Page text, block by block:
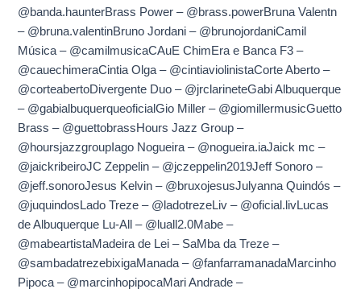
@banda.haunterBrass Power – @brass.powerBruna Valentn
– @bruna.valentinBruno Jordani – @brunojordaniCamil
Música – @camilmusicaCAuE ChimEra e Banca F3 –
@cauechimeraCintia Olga – @cintiaviolinistaCorte Aberto –
@corteabertoDivergente Duo – @jrclarineteGabi Albuquerque
– @gabialbuquerqueoficialGio Miller – @giomillermusicGuetto
Brass – @guettobrassHours Jazz Group –
@hoursjazzgroupIago Nogueira – @nogueira.iaJaick mc –
@jaickribeiroJC Zeppelin – @jczeppelin2019Jeff Sonoro –
@jeff.sonoroJesus Kelvin – @bruxojesusJulyanna Quindós –
@juquindosLado Treze – @ladotrezeLiv – @oficial.livLucas
de Albuquerque Lu-All – @luall2.0Mabe –
@mabeartistaMadeira de Lei – SaMba da Treze –
@sambadatrezebixigaManada – @fanfarramanadaMarcinho
Pipoca – @marcinhopipocaMari Andrade –